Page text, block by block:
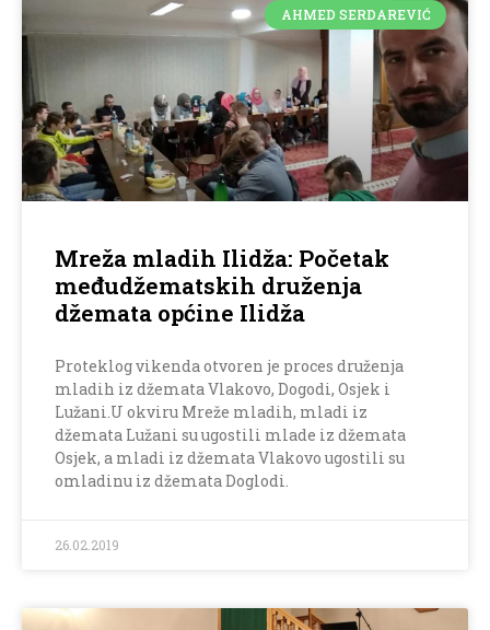
AHMED SERDAREVIĆ
Mreža mladih Ilidža: Početak
međudžematskih druženja
džemata općine Ilidža
Proteklog vikenda otvoren je proces druženja
mladih iz džemata Vlakovo, Dogodi, Osjek i
Lužani.U okviru Mreže mladih, mladi iz
džemata Lužani su ugostili mlade iz džemata
Osjek, a mladi iz džemata Vlakovo ugostili su
omladinu iz džemata Doglodi.
26.02.2019